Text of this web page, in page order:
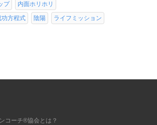
プ
内面ホリホリ
功方程式
陰陽 ライフミッション
コーチ®協会とは？